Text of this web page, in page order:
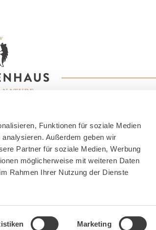
Funktionen für soziale Medien
Außerdem geben wir
Partner für soziale Medien, Werbung
möglicherweise mit weiteren Daten
Rahmen Ihrer Nutzung der Dienste
Marketing